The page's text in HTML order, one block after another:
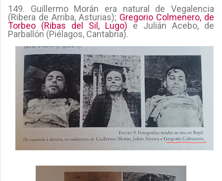
149. Guillermo Morán era natural de Vegalencia
(Ribera de Arriba, Asturias); Gregorio Colmenero, de
Torbeo (Ribas del Sil, Lugo) e Julián Acebo, de
Parballón (Piélagos, Cantabria).